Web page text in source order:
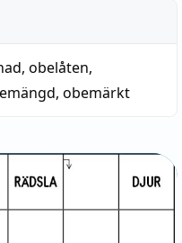
, obelåten,
, obemärkt